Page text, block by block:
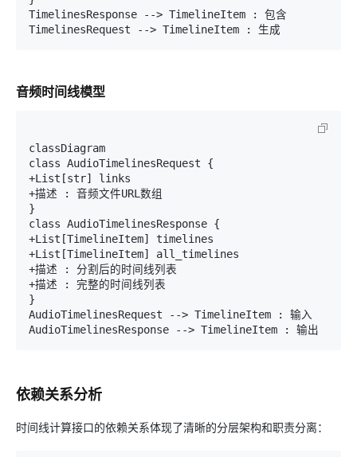
TimelinesResponse --> TimelineItem : 包含
音频时间线模型
classDiagram
class AudioTimelinesRequest {
+List[str] links
+描述 : 音频文件URL数组
}
class AudioTimelinesResponse {
+List[TimelineItem] timelines
+List[TimelineItem] all_timelines
+描述 : 分割后的时间线列表
+描述 : 完整的时间线列表
}
AudioTimelinesRequest --> TimelineItem : 输入
依赖关系分析
时间线计算接口的依赖关系体现了清晰的分层架构和职责分离：